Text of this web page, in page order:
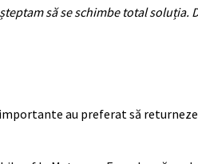
să se schimbe total soluția.
au preferat să